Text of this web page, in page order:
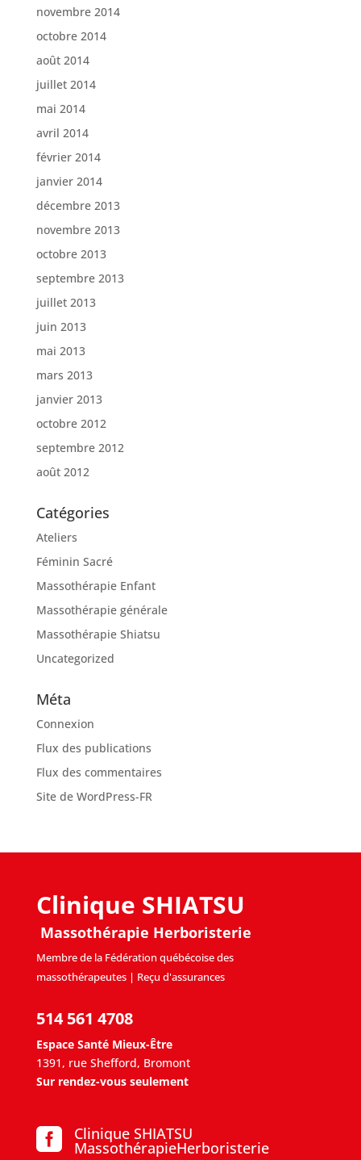
novembre 2014
octobre 2014
août 2014
juillet 2014
mai 2014
avril 2014
février 2014
janvier 2014
décembre 2013
novembre 2013
octobre 2013
septembre 2013
juillet 2013
juin 2013
mai 2013
mars 2013
janvier 2013
octobre 2012
septembre 2012
août 2012
Catégories
Ateliers
Féminin Sacré
Massothérapie Enfant
Massothérapie générale
Massothérapie Shiatsu
Uncategorized
Méta
Connexion
Flux des publications
Flux des commentaires
Site de WordPress-FR
Clinique SHIATSU
Massothérapie Herboristerie
Membre de la Fédération québécoise des
massothérapeutes | Reçu d'assurances
514 561 4708
Espace Santé Mieux-Être
1391, rue Shefford, Bromont
Sur rendez-vous seulement
 Clinique SHIATSU
MassothérapieHerboristerie